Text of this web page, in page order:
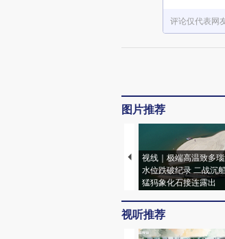
评论仅代表网
图片推荐
视线｜极端高温致多
水位跌破纪录 二战沉
猛犸象化石接连露出
视听推荐